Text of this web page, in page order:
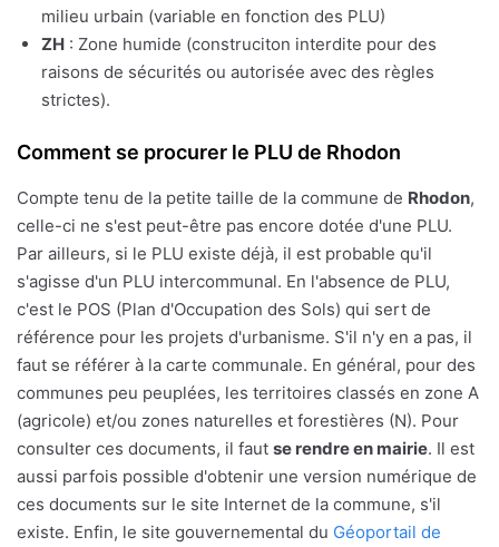
milieu urbain (variable en fonction des PLU)
ZH : Zone humide (construciton interdite pour des
raisons de sécurités ou autorisée avec des règles
strictes).
Comment se procurer le PLU de Rhodon
Compte tenu de la petite taille de la commune de Rhodon,
celle-ci ne s'est peut-être pas encore dotée d'une PLU.
Par ailleurs, si le PLU existe déjà, il est probable qu'il
s'agisse d'un PLU intercommunal. En l'absence de PLU,
c'est le POS (Plan d'Occupation des Sols) qui sert de
référence pour les projets d'urbanisme. S'il n'y en a pas, il
faut se référer à la carte communale. En général, pour des
communes peu peuplées, les territoires classés en zone A
(agricole) et/ou zones naturelles et forestières (N). Pour
consulter ces documents, il faut se rendre en mairie. Il est
aussi parfois possible d'obtenir une version numérique de
ces documents sur le site Internet de la commune, s'il
existe. Enfin, le site gouvernemental du Géoportail de